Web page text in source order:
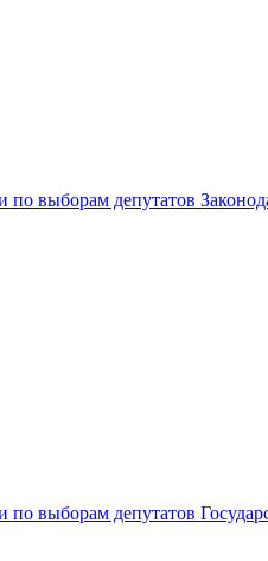
выборам депутатов
выборам депутатов